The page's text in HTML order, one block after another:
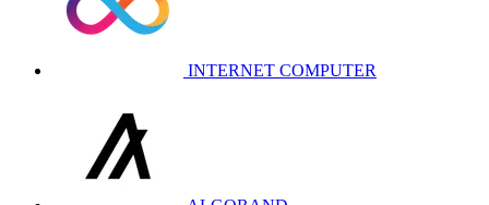
INTERNET COMPUTER